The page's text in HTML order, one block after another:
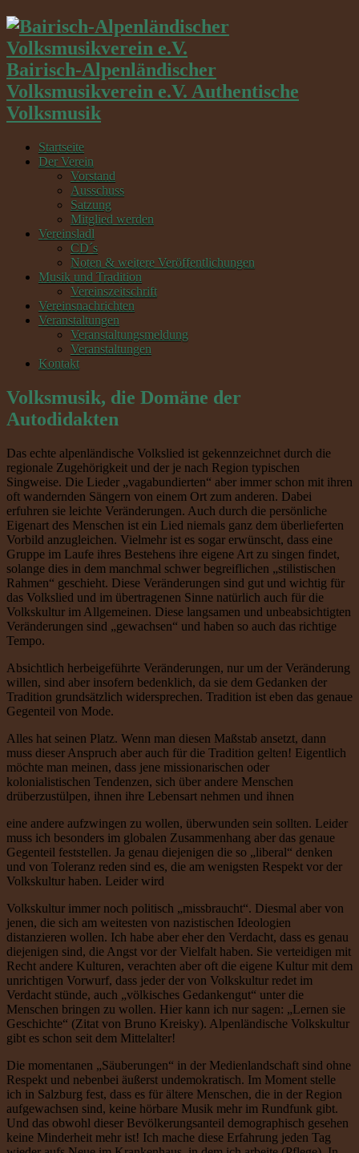
Bairisch-Alpenländischer
Volksmusikverein e.V. Authentische
Volksmusik
Startseite
Der Verein
Vorstand
Ausschuss
Satzung
Mitglied werden
Vereinsladl
CD´s
Noten & weitere Veröffentlichungen
Musik und Tradition
Vereinszeitschrift
Vereinsnachrichten
Veranstaltungen
Veranstaltungsmeldung
Veranstaltungen
Kontakt
Volksmusik, die Domäne der
Autodidakten
Das echte alpenländische Volkslied ist gekennzeichnet durch die
regionale Zugehörigkeit und der je nach Region typischen
Singweise. Die Lieder „vagabundierten“ aber immer schon mit ihren
oft wandernden Sängern von einem Ort zum anderen. Dabei
erfuhren sie leichte Veränderungen. Auch durch die persönliche
Eigenart des Menschen ist ein Lied niemals ganz dem überlieferten
Vorbild anzugleichen. Vielmehr ist es sogar erwünscht, dass eine
Gruppe im Laufe ihres Bestehens ihre eigene Art zu singen findet,
solange dies in dem manchmal schwer begreiflichen „stilistischen
Rahmen“ geschieht. Diese Veränderungen sind gut und wichtig für
das Volkslied und im übertragenen Sinne natürlich auch für die
Volkskultur im Allgemeinen. Diese langsamen und unbeabsichtigten
Veränderungen sind „gewachsen“ und haben so auch das richtige
Tempo.
Absichtlich herbeigeführte Veränderungen, nur um der Veränderung
willen, sind aber insofern bedenklich, da sie dem Gedanken der
Tradition grundsätzlich widersprechen. Tradition ist eben das genaue
Gegenteil von Mode.
Alles hat seinen Platz. Wenn man diesen Maßstab ansetzt, dann
muss dieser Anspruch aber auch für die Tradition gelten! Eigentlich
möchte man meinen, dass jene missionarischen oder
kolonialistischen Tendenzen, sich über andere Menschen
drüberzustülpen, ihnen ihre Lebensart nehmen und ihnen
eine andere aufzwingen zu wollen, überwunden sein sollten. Leider
muss ich besonders im globalen Zusammenhang aber das genaue
Gegenteil feststellen. Ja genau diejenigen die so „liberal“ denken
und von Toleranz reden sind es, die am wenigsten Respekt vor der
Volkskultur haben. Leider wird
Volkskultur immer noch politisch „missbraucht“. Diesmal aber von
jenen, die sich am weitesten von nazistischen Ideologien
distanzieren wollen. Ich habe aber eher den Verdacht, dass es genau
diejenigen sind, die Angst vor der Vielfalt haben. Sie verteidigen mit
Recht andere Kulturen, verachten aber oft die eigene Kultur mit dem
unrichtigen Vorwurf, dass jeder der von Volkskultur redet im
Verdacht stünde, auch „völkisches Gedankengut“ unter die
Menschen bringen zu wollen. Hier kann ich nur sagen: „Lernen sie
Geschichte“ (Zitat von Bruno Kreisky). Alpenländische Volkskultur
gibt es schon seit dem Mittelalter!
Die momentanen „Säuberungen“ in der Medienlandschaft sind ohne
Respekt und nebenbei äußerst undemokratisch. Im Moment stelle
ich in Salzburg fest, dass es für ältere Menschen, die in der Region
aufgewachsen sind, keine hörbare Musik mehr im Rundfunk gibt.
Und das obwohl dieser Bevölkerungsanteil demographisch gesehen
keine Minderheit mehr ist! Ich mache diese Erfahrung jeden Tag